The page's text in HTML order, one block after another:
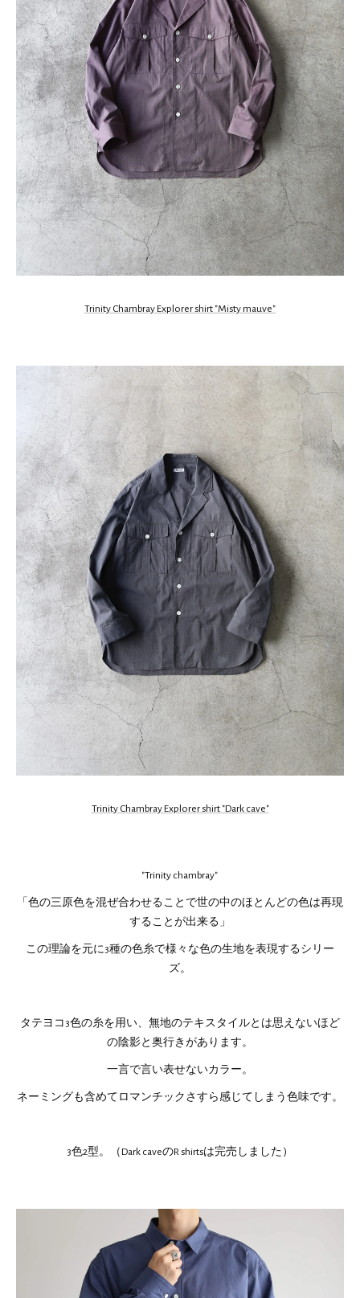
Trinity Chambray Explorer shirt "Misty mauve"
Trinity Chambray Explorer shirt "Dark cave"
"Trinity chambray"
「色の三原色を混ぜ合わせることで世の中のほとんどの色は再現
することが出来る」
この理論を元に3種の色糸で様々な色の生地を表現するシリー
ズ。
タテヨコ3色の糸を用い、無地のテキスタイルとは思えないほど
の陰影と奥行きがあります。
一言で言い表せないカラー。
ネーミングも含めてロマンチックさすら感じてしまう色味です。
3色2型。（Dark caveのR shirtsは完売しました）